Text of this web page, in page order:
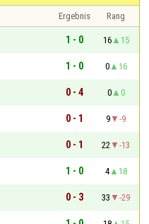
Ergebnis
Rang
1 - 0 16
15
1 - 0 0
16
0 - 4 0
0
0 - 1 9
-9
0 - 1 22
-13
1 - 0 4
18
0 - 3 33
-29